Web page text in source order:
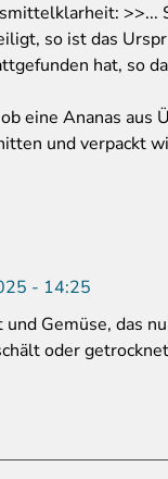
so ist das
hat, so
eine Ananas aus
und verpackt
- 14:25
Gemüse, das
oder